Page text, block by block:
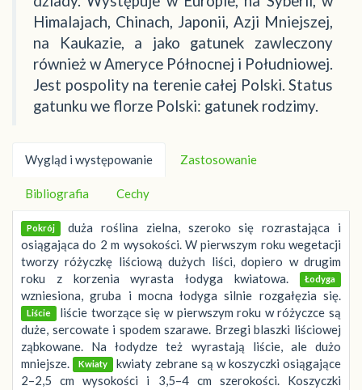
Himalajach, Chinach, Japonii, Azji Mniejszej,
na Kaukazie, a jako gatunek zawleczony
również w Ameryce Północnej i Południowej.
Jest pospolity na terenie całej Polski. Status
gatunku we florze Polski: gatunek rodzimy.
Wygląd i występowanie Zastosowanie
Bibliografia Cechy
Pokrój duża roślina zielna, szeroko się rozrastająca i
osiągająca do 2 m wysokości. W pierwszym roku wegetacji
tworzy różyczkę liściową dużych liści, dopiero w drugim
roku z korzenia wyrasta łodyga kwiatowa.
Łodyga
wzniesiona, gruba i mocna łodyga silnie rozgałęzia się.
Liście liście tworzące się w pierwszym roku w różyczce są
duże, sercowate i spodem szarawe. Brzegi blaszki liściowej
ząbkowane. Na łodydze też wyrastają liście, ale dużo
mniejsze.
Kwiaty kwiaty zebrane są w koszyczki osiągające
2–2,5 cm wysokości i 3,5–4 cm szerokości. Koszyczki